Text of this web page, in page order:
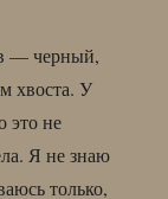
— черный,
хвоста. У
это не
Я не знаю
только,